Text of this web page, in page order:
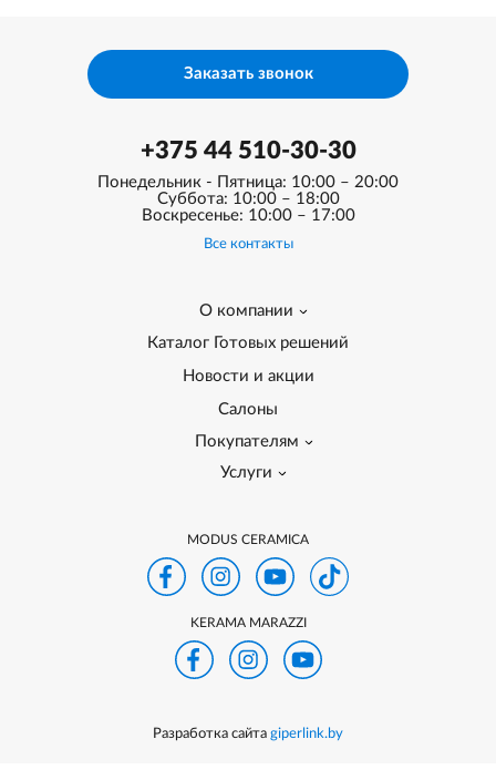
+375 44 510-30-30
Понедельник - Пятница: 10:00 – 20:00
Суббота: 10:00 – 18:00
Воскресенье: 10:00 – 17:00
Все контакты
О компании
Каталог Готовых решений
Новости и акции
Салоны
Покупателям
Услуги
Заказать звонок
MODUS CERAMICA
KERAMA MARAZZI
Разработка сайта giperlink.by